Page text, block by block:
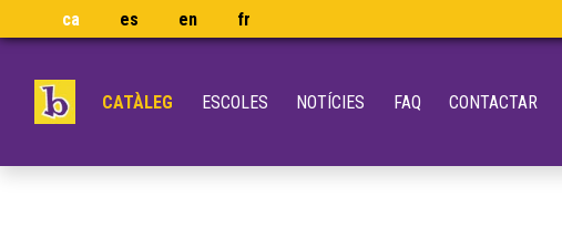
ca es en fr
CATÀLEG ESCOLES NOTÍCIES FAQ CONTACTAR